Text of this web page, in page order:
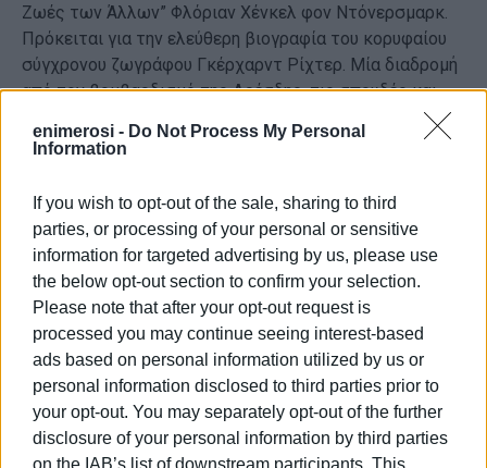
enimerosi - Do Not Process My Personal
Information
If you wish to opt-out of the sale, sharing to third
parties, or processing of your personal or sensitive
information for targeted advertising by us, please use
the below opt-out section to confirm your selection.
Please note that after your opt-out request is
processed you may continue seeing interest-based
ads based on personal information utilized by us or
personal information disclosed to third parties prior to
your opt-out. You may separately opt-out of the further
disclosure of your personal information by third parties
on the IAB’s list of downstream participants. This
Ζωές των Άλλων” Φλόριαν Χένκελ φον Ντόνερσμαρκ.
Πρόκειται για την ελεύθερη βιογραφία του κορυφαίου
σύγχρονου ζωγράφου Γκέρχαρντ Ρίχτερ. Μία διαδρομή
από τον βομβαρδισμό της Δρέσδης, τις σπουδές και
την πολυετή εργασία του στην Ανατολική Γερμανία του
σοσιαλιστικού ρεαλισμού, μέχρι την απόδραση στη
οριστικής καλλιτεχνικής του ταυτότητας, τον
σύγχρονο αφηρημένο εξπρεσιονισμό. Η ταινία έκανε
πρεμιέρα στο Φεστιβάλ Βενετίας του 2018
κερδίζοντας το βραβείο «Leoncino d’Oro Agiscuola»,
ενώ απέσπασε δύο υποψηφιότητες για Όσκαρ στις
κατηγορίες Καλύτερης Ξενόγλωσσης Ταινίας και
Φωτογραφίας.
Γερμανία, 2018 / Ιστορικό μελόδραμα / Διάρκεια: 189'
Παίζουν: Τομ Σίλινγκ, Σεμπάστιαν Κοχ, Πόλα Μπέερ